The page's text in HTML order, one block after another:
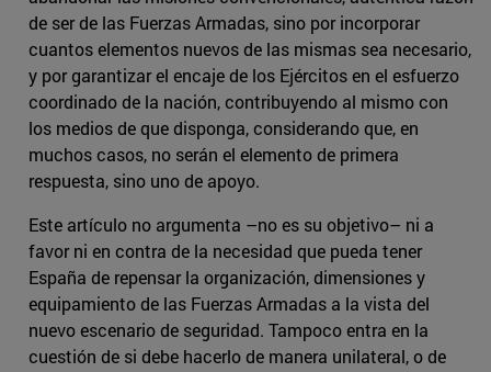
de ser de las Fuerzas Armadas, sino por incorporar
cuantos elementos nuevos de las mismas sea necesario,
y por garantizar el encaje de los Ejércitos en el esfuerzo
coordinado de la nación, contribuyendo al mismo con
los medios de que disponga, considerando que, en
muchos casos, no serán el elemento de primera
respuesta, sino uno de apoyo.
Este artículo no argumenta –no es su objetivo– ni a
favor ni en contra de la necesidad que pueda tener
España de repensar la organización, dimensiones y
equipamiento de las Fuerzas Armadas a la vista del
nuevo escenario de seguridad. Tampoco entra en la
cuestión de si debe hacerlo de manera unilateral, o de